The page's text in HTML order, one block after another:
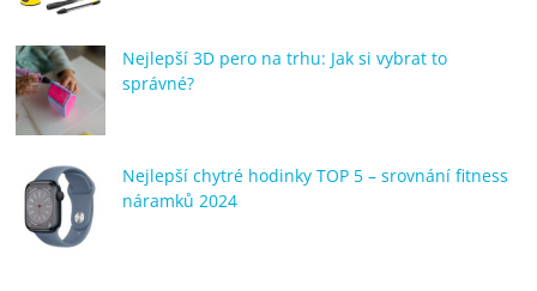
Nejlepší 3D pero na trhu: Jak si vybrat to
správné?
Nejlepší chytré hodinky TOP 5 – srovnání fitness
náramků 2024